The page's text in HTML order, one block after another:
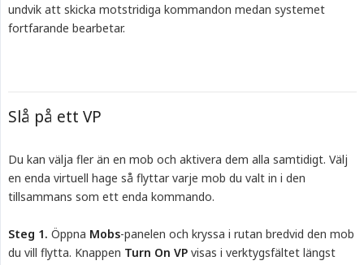
undvik att skicka motstridiga kommandon medan systemet
fortfarande bearbetar.
Slå på ett VP
Du kan välja fler än en mob och aktivera dem alla samtidigt. Välj
en enda virtuell hage så flyttar varje mob du valt in i den
tillsammans som ett enda kommando.
Steg 1. Öppna Mobs-panelen och kryssa i rutan bredvid den mob
du vill flytta. Knappen Turn On VP visas i verktygsfältet längst